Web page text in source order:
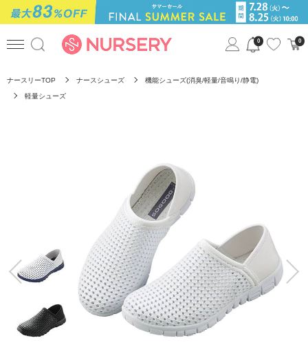
0 0
ナースリーTOP ナースシューズ 機能シューズ(消臭/軽量/音鳴り/静電)
軽量シューズ